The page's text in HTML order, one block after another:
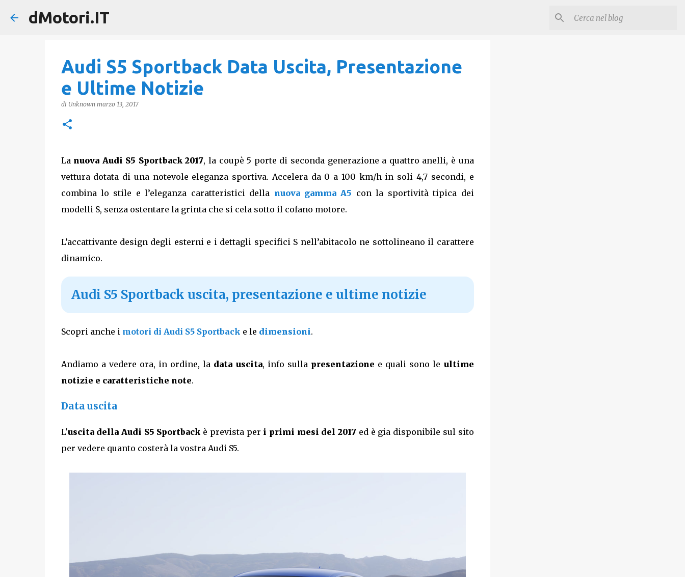
dMotori.IT
Audi S5 Sportback Data Uscita, Presentazione
e Ultime Notizie
di Unknown marzo 13, 2017
La nuova Audi S5 Sportback 2017, la coupè 5 porte di seconda generazione a quattro anelli, è una
vettura dotata di una notevole eleganza sportiva. Accelera da 0 a 100 km/h in soli 4,7 secondi, e
combina lo stile e l’eleganza caratteristici della nuova gamma A5 con la sportività tipica dei
modelli S, senza ostentare la grinta che si cela sotto il cofano motore.
L’accattivante design degli esterni e i dettagli specifici S nell’abitacolo ne sottolineano il carattere
dinamico.
Audi S5 Sportback uscita, presentazione e ultime notizie
Scopri anche i motori di Audi S5 Sportback e le dimensioni.
Andiamo a vedere ora, in ordine, la data uscita, info sulla presentazione e quali sono le ultime
notizie e caratteristiche note.
Data uscita
L'uscita della Audi S5 Sportback è prevista per i primi mesi del 2017 ed è gia disponibile sul sito
per vedere quanto costerà la vostra Audi S5.